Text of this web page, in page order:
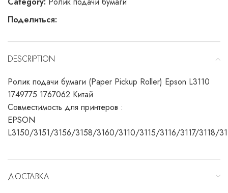
Поделиться:
DESCRIPTION
Ролик подачи бумаги (Paper Pickup Roller) Epson L3110
1749775 1767062 Китай
Совместимость для принтеров :
EPSON
L3150/3151/3156/3158/3160/3110/3115/3116/3117/3118/
ДОСТАВКА